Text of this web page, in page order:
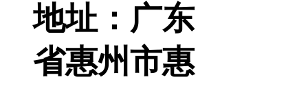
地址：广东
省惠州市惠